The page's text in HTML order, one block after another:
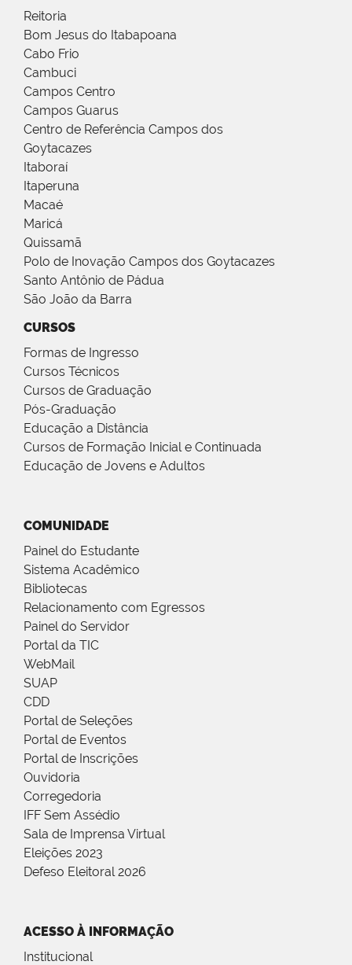
Reitoria
Bom Jesus do Itabapoana
Cabo Frio
Cambuci
Campos Centro
Campos Guarus
Centro de Referência Campos dos
Goytacazes
Itaboraí
Itaperuna
Macaé
Maricá
Quissamã
Polo de Inovação Campos dos Goytacazes
Santo Antônio de Pádua
São João da Barra
CURSOS
Formas de Ingresso
Cursos Técnicos
Cursos de Graduação
Pós-Graduação
Educação a Distância
Cursos de Formação Inicial e Continuada
Educação de Jovens e Adultos
COMUNIDADE
Painel do Estudante
Sistema Acadêmico
Bibliotecas
Relacionamento com Egressos
Painel do Servidor
Portal da TIC
WebMail
SUAP
CDD
Portal de Seleções
Portal de Eventos
Portal de Inscrições
Ouvidoria
Corregedoria
IFF Sem Assédio
Sala de Imprensa Virtual
Eleições 2023
Defeso Eleitoral 2026
ACESSO À INFORMAÇÃO
Institucional